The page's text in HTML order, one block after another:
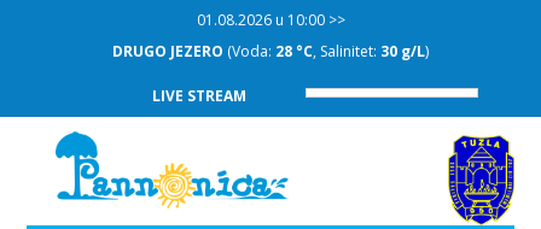
01.08.2026 u 10:00 >>
DRUGO JEZERO (Voda: 28 °C, Salinitet: 30 g/L)
LIVE STREAM